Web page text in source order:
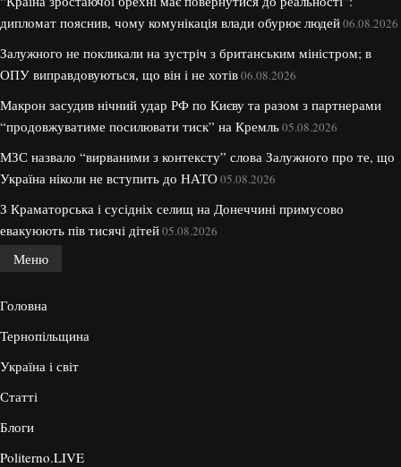
дипломат пояснив, чому комунікація влади обурює людей06.08.2026
Залужного не покликали на зустріч з британським міністром; в
ОПУ виправдовуються, що він і не хотів06.08.2026
Макрон засудив нічний удар РФ по Києву та разом з партнерами
“продовжуватиме посилювати тиск” на Кремль05.08.2026
МЗС назвало “вирваними з контексту” слова Залужного про те, що
Україна ніколи не вступить до НАТО05.08.2026
З Краматорська і сусідніх селищ на Донеччині примусово
евакуюють пів тисячі дітей05.08.2026
Меню
Головна
Тернопільщина
Україна і світ
Статті
Блоги
Politerno.LIVE